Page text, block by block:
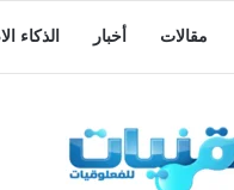
مقالات أخبار الذكاء